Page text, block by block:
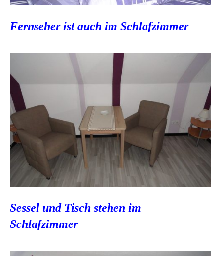
Fernseher ist auch im Schlafzimmer
Sessel und Tisch stehen im
Schlafzimmer